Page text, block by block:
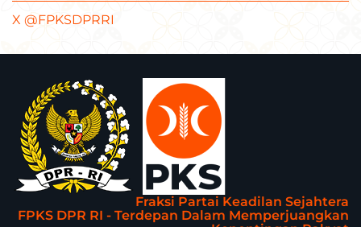
X @FPKSDPRRI
Fraksi Partai Keadilan Sejahtera
FPKS DPR RI - Terdepan Dalam Memperjuangkan